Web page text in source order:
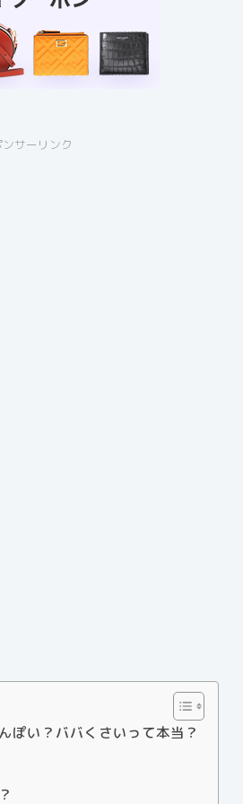
サーリンク
い？ババくさいって本当？